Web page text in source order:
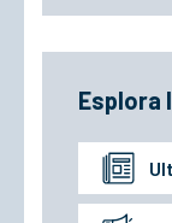
Esplora